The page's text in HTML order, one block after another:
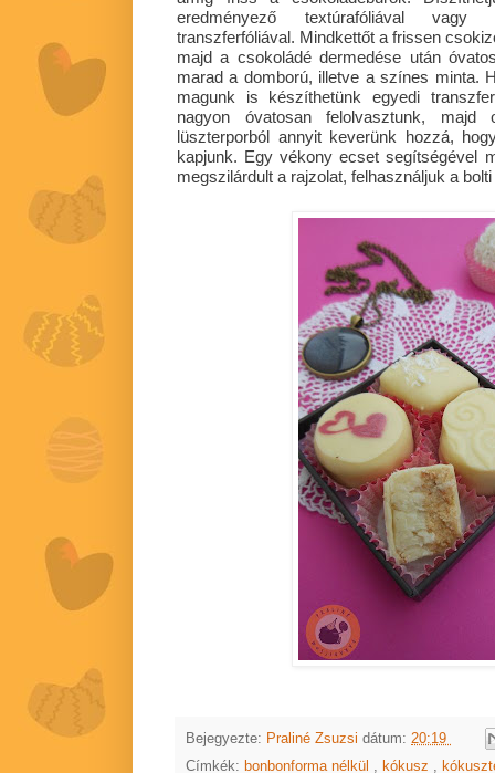
eredményező textúrafóliával vagy
transzferfóliával. Mindkettőt a frissen
majd a csokoládé dermedése után
marad a domború, illetve a színes minta.
magunk is készíthetünk egyedi
nagyon óvatosan felolvasztunk, majd
lüszterporból annyit keverünk hozzá,
kapjunk. Egy vékony ecset segítségével
megszilárdult a rajzolat, felhasználjuk a
Bejegyezte: Praliné Zsuzsi dátum: 20:19
Címkék: bonbonforma nélkül , kókusz ,